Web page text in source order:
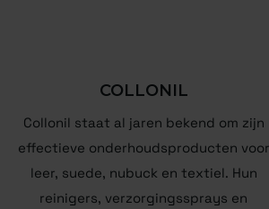
COLLONIL
Collonil staat al jaren bekend om zijn
effectieve onderhoudsproducten voor
leer, suede, nubuck en textiel. Hun
reinigers, verzorgingssprays en